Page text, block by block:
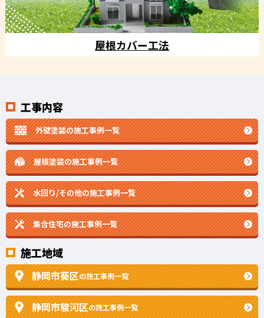
屋根カバー工法
工事内容
外壁塗装の施工事例一覧
屋根塗装の施工事例一覧
水回り/その他の施工事例一覧
集合住宅の施工事例一覧
施工地域
静岡市葵区の施工事例一覧
静岡市駿河区の施工事例一覧